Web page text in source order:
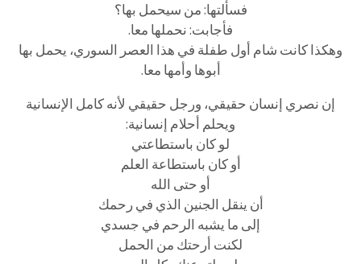
فسألتها: من سيحمل بها؟
فأجابت: نحملها معا.
وهكذا كانت شام أول طفلة في هذا العصر السوري، يحمل بها
أبوها وأمها معا.
إن نصري إنسان حقيقي، ورجل حقيقي لأنه كامل الإنسانية
ويحلم أحلام إنسانية:
لو كان باستطاعتي
أو كان باستطاعة العلم
أو حتى الله
أن ينقل الجنين الذي في رحمك
إلى ما يشبه الرحم في جسدي
لكنت أرحتك من الحمل